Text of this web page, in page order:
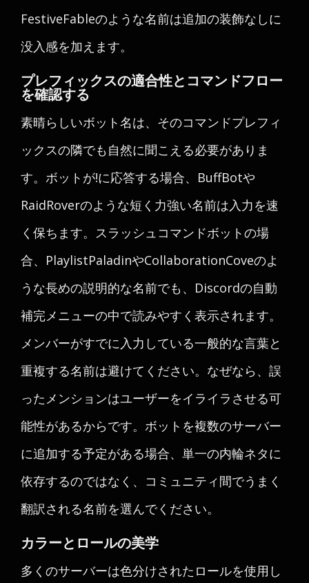
FestiveFableのような名前は追加の装飾なしに
没入感を加えます。
プレフィックスの適合性とコマンドフロー
を確認する
素晴らしいボット名は、そのコマンドプレフィ
ックスの隣でも自然に聞こえる必要がありま
す。ボットが!に応答する場合、BuffBotや
RaidRoverのような短く力強い名前は入力を速
く保ちます。スラッシュコマンドボットの場
合、PlaylistPaladinやCollaborationCoveのよ
うな長めの説明的な名前でも、Discordの自動
補完メニューの中で読みやすく表示されます。
メンバーがすでに入力している一般的な言葉と
重複する名前は避けてください。なぜなら、誤
ったメンションはユーザーをイライラさせる可
能性があるからです。ボットを複数のサーバー
に追加する予定がある場合、単一の内輪ネタに
依存するのではなく、コミュニティ間でうまく
翻訳される名前を選んでください。
カラーとロールの美学
多くのサーバーは色分けされたロールを使用し